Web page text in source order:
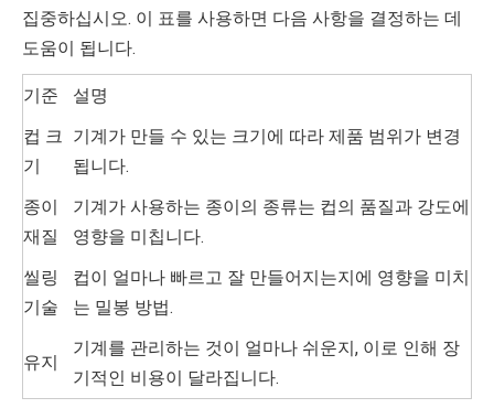
집중하십시오. 이 표를 사용하면 다음 사항을 결정하는 데
도움이 됩니다.
기준
설명
컵 크
기
기계가 만들 수 있는 크기에 따라 제품 범위가 변경
됩니다.
종이
재질
기계가 사용하는 종이의 종류는 컵의 품질과 강도에
영향을 미칩니다.
씰링
기술
컵이 얼마나 빠르고 잘 만들어지는지에 영향을 미치
는 밀봉 방법.
유지
기계를 관리하는 것이 얼마나 쉬운지, 이로 인해 장
기적인 비용이 달라집니다.